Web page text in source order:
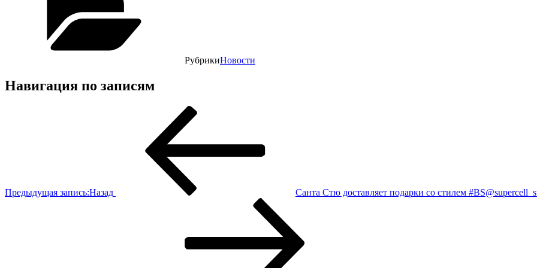
РубрикиНовости
Навигация по записям
Предыдущая запись:Назад Сaнтa Стю доставляeт подaрки cо cтилем